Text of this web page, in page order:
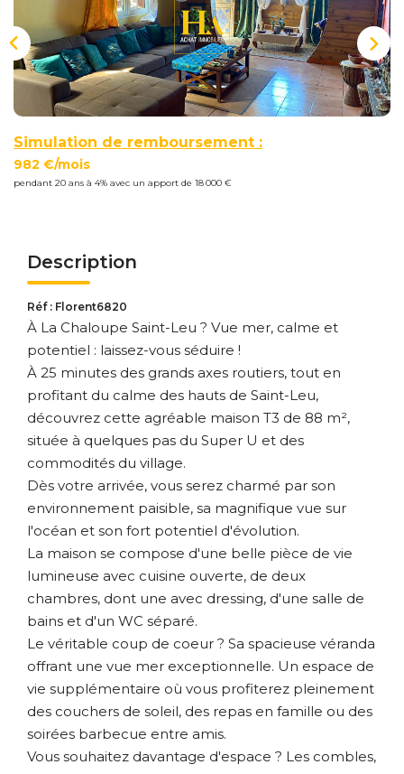
Estimer
Mon
Bien
Simulation de remboursement :
982 €/mois
pendant 20 ans à 4% avec un apport de 18 000 €
Description
Réf : Florent6820
À La Chaloupe Saint-Leu ? Vue mer, calme et
potentiel : laissez-vous séduire !
À 25 minutes des grands axes routiers, tout en
profitant du calme des hauts de Saint-Leu,
découvrez cette agréable maison T3 de 88 m²,
située à quelques pas du Super U et des
commodités du village.
Dès votre arrivée, vous serez charmé par son
environnement paisible, sa magnifique vue sur
l'océan et son fort potentiel d'évolution.
La maison se compose d'une belle pièce de vie
lumineuse avec cuisine ouverte, de deux
chambres, dont une avec dressing, d'une salle de
bains et d'un WC séparé.
Le véritable coup de coeur ? Sa spacieuse véranda
offrant une vue mer exceptionnelle. Un espace de
vie supplémentaire où vous profiterez pleinement
des couchers de soleil, des repas en famille ou des
soirées barbecue entre amis.
Vous souhaitez davantage d'espace ? Les combles,